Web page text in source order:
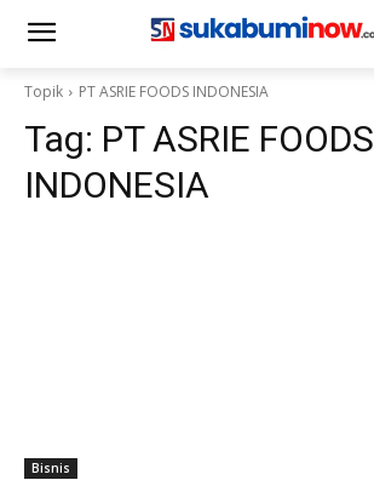
Topik PT ASRIE FOODS INDONESIA
Tag: PT ASRIE FOODS
INDONESIA
Bisnis